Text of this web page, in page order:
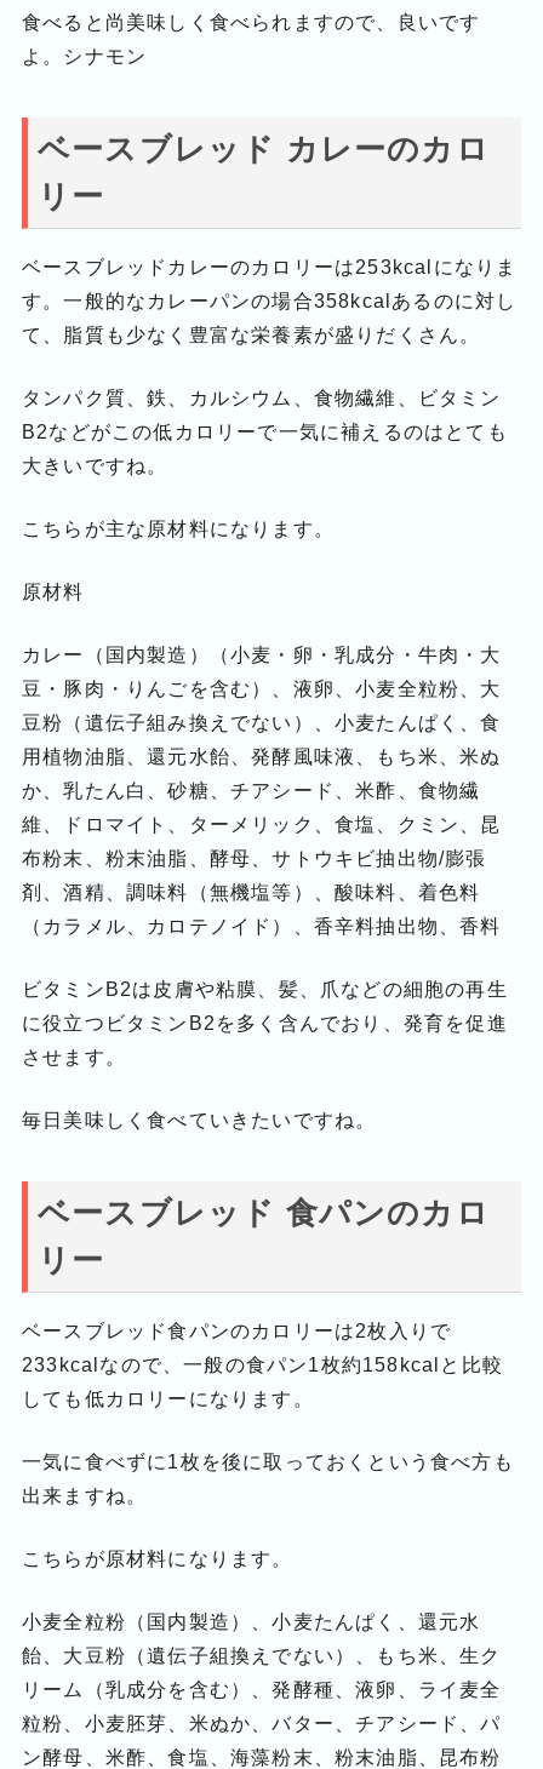
食べると尚美味しく食べられますので、良いです
よ。シナモン
ベースブレッド カレーのカロ
リー
ベースブレッドカレーのカロリーは253kcalになりま
す。一般的なカレーパンの場合358kcalあるのに対し
て、脂質も少なく豊富な栄養素が盛りだくさん。
タンパク質、鉄、カルシウム、食物繊維、ビタミン
B2などがこの低カロリーで一気に補えるのはとても
大きいですね。
こちらが主な原材料になります。
原材料
カレー（国内製造）（小麦・卵・乳成分・牛肉・大
豆・豚肉・りんごを含む）、液卵、小麦全粒粉、大
豆粉（遺伝子組み換えでない）、小麦たんぱく、食
用植物油脂、還元水飴、発酵風味液、もち米、米ぬ
か、乳たん白、砂糖、チアシード、米酢、食物繊
維、ドロマイト、ターメリック、食塩、クミン、昆
布粉末、粉末油脂、酵母、サトウキビ抽出物/膨張
剤、酒精、調味料（無機塩等）、酸味料、着色料
（カラメル、カロテノイド）、香辛料抽出物、香料
ビタミンB2は皮膚や粘膜、髪、爪などの細胞の再生
に役立つビタミンB2を多く含んでおり、発育を促進
させます。
毎日美味しく食べていきたいですね。
ベースブレッド 食パンのカロ
リー
ベースブレッド食パンのカロリーは2枚入りで
233kcalなので、一般の食パン1枚約158kcalと比較
しても低カロリーになります。
一気に食べずに1枚を後に取っておくという食べ方も
出来ますね。
こちらが原材料になります。
小麦全粒粉（国内製造）、小麦たんぱく、還元水
飴、大豆粉（遺伝子組換えでない）、もち米、生ク
リーム（乳成分を含む）、発酵種、液卵、ライ麦全
粒粉、小麦胚芽、米ぬか、バター、チアシード、パ
ン酵母、米酢、食塩、海藻粉末、粉末油脂、昆布粉